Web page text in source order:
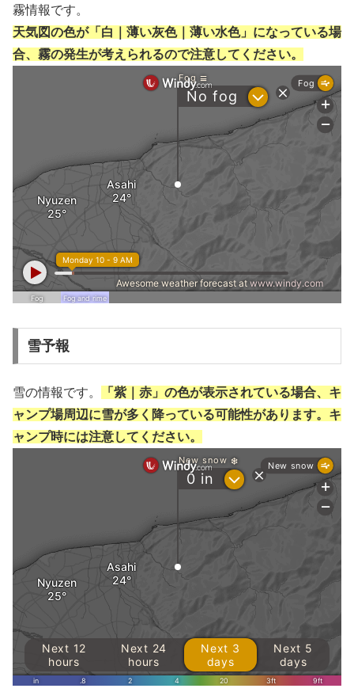
霧情報です。
天気図の色が「白｜薄い灰色｜薄い水色」になっている場
合、霧の発生が考えられるので注意してください。
雪予報
雪の情報です。
「紫｜赤」の色が表示されている場合、キ
ャンプ場周辺に雪が多く降っている可能性があります。キ
ャンプ時には注意してください。